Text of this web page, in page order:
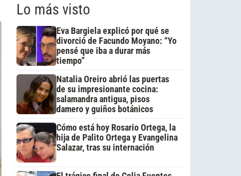
Lo más visto
Eva Bargiela explicó por qué se
divorció de Facundo Moyano: “Yo
pensé que iba a durar más
tiempo”
Natalia Oreiro abrió las puertas
de su impresionante cocina:
salamandra antigua, pisos
damero y guiños botánicos
Cómo está hoy Rosario Ortega, la
hija de Palito Ortega y Evangelina
Salazar, tras su internación